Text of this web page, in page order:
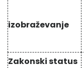
izobraževanje
Zakonski status